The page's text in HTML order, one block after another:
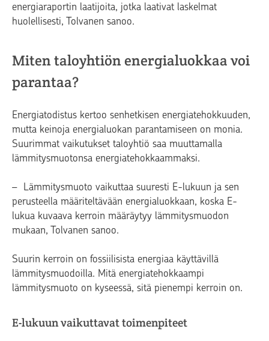
energiaraportin laatijoita, jotka laativat laskelmat
huolellisesti, Tolvanen sanoo.
Miten taloyhtiön energialuokkaa voi
parantaa?
Energiatodistus kertoo senhetkisen energiatehokkuuden,
mutta keinoja energialuokan parantamiseen on monia.
Suurimmat vaikutukset taloyhtiö saa muuttamalla
lämmitysmuotonsa energiatehokkaammaksi.
– Lämmitysmuoto vaikuttaa suuresti E-lukuun ja sen
perusteella määriteltävään energialuokkaan, koska E-
lukua kuvaava kerroin määräytyy lämmitysmuodon
mukaan, Tolvanen sanoo.
Suurin kerroin on fossiilisista energiaa käyttävillä
lämmitysmuodoilla. Mitä energiatehokkaampi
lämmitysmuoto on kyseessä, sitä pienempi kerroin on.
E-lukuun vaikuttavat toimenpiteet